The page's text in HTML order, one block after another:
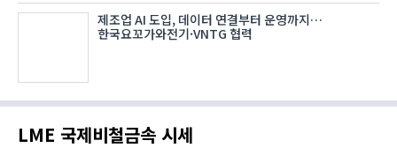
제조업 AI 도입, 데이터 연결부터 운영까지…
한국요꼬가와전기·VNTG 협력
LME 국제비철금속 시세